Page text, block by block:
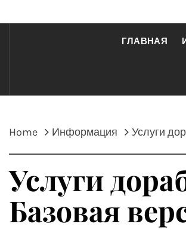
ГЛАВНАЯ
Home Информация Услуги
Услуги
Базовая